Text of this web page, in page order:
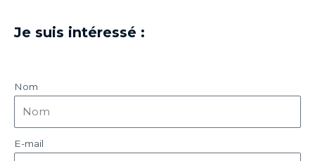
Je suis intéressé :
Nom
E-mail